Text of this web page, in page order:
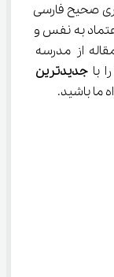
صحیح فارسی
اعتماد به نفس و
در این مقاله از مدرسه
با جدیدترین
ما باشید.